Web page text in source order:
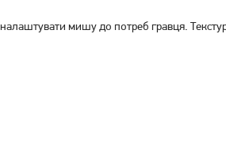
мишу до потреб гравця.